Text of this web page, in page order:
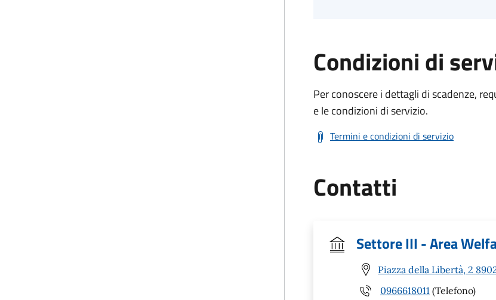
Condizioni di
Per conoscere i dettagli di scadenze,
e le condizioni di servizio.
Termini e condizioni di servizio
Contatti
Settore III - Area
Piazza della Libertà, 2
0966618011 (Telefono)